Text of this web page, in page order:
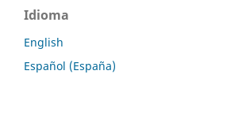
Idioma
English
Español (España)